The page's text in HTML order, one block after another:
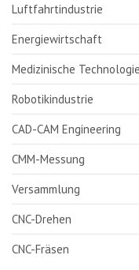
Luftfahrtindustrie
Energiewirtschaft
Medizinische Technologie
Robotikindustrie
CAD-CAM Engineering
CMM-Messung
Versammlung
CNC-Drehen
CNC-Fräsen